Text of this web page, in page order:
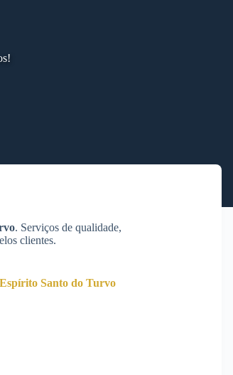
. Serviços de qualidade,
clientes.
Santo do Turvo